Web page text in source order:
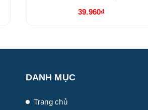
39.960₫
DANH MỤC
Trang chủ